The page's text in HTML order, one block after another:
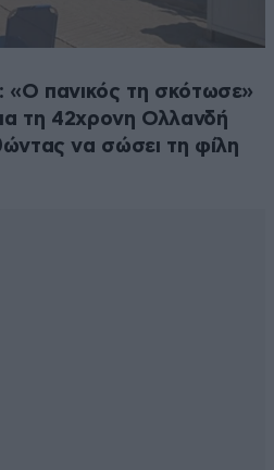
«Ο πανικός τη σκότωσε»
τη 42χρονη Ολλανδή
να σώσει τη φίλη